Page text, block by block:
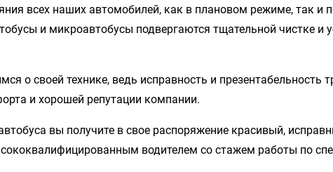
всех наших автомобилей, как в плановом режиме, так и
и микроавтобусы подвергаются тщательной чистке и
о своей технике, ведь исправность и презентабельность
и хорошей репутации компании.
вы получите в свое распоряжение красивый,
водителем со стажем работы по